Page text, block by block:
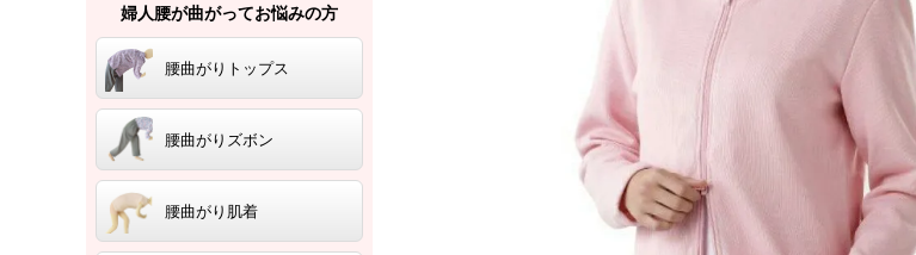
婦人腰が曲がってお悩みの方
腰曲がりトップス
腰曲がりズボン
腰曲がり肌着